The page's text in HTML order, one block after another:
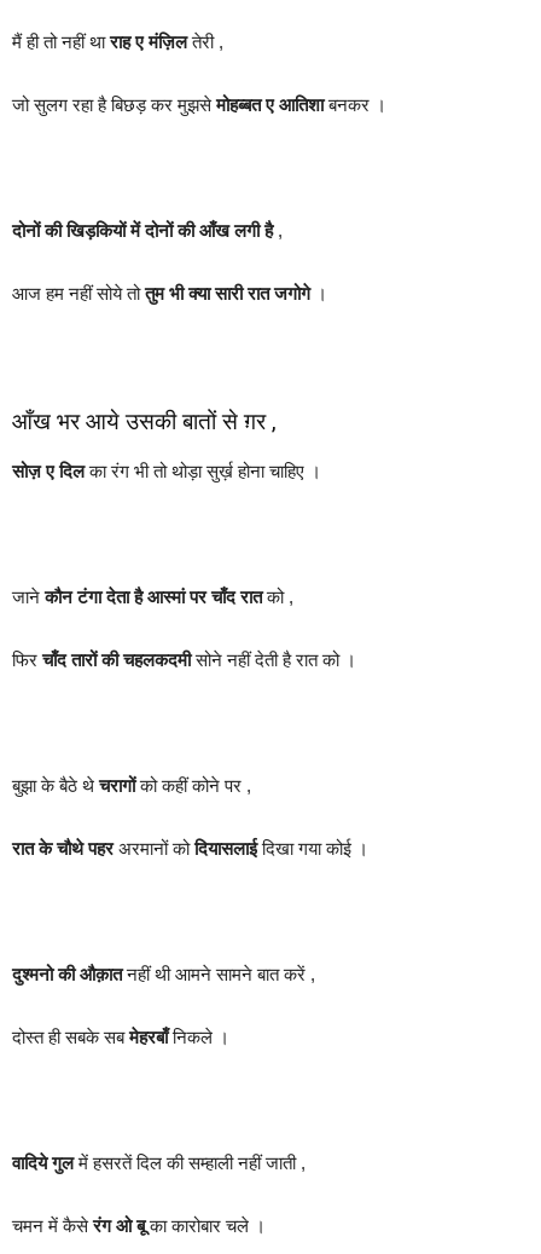
मैं ही तो नहीं थाराह ए मंज़िलतेरी ,
जो सुलग रहा है बिछड़ कर मुझसेमोहब्बत ए आतिशाबनकर ।
दोनों की खिड़कियों में दोनों की आँख लगी है,
आज हम नहीं सोये तोतुम भी क्या सारी रात जगोगे।
आँख भर आये उसकी बातों से ग़र ,
सोज़ ए दिलका रंग भी तो थोड़ा सुर्ख़ होना चाहिए ।
जानेकौन टंगा देता है आस्मां पर चाँद रातको ,
फिरचाँद तारों की चहलकदमीसोने नहीं देती है रात को ।
बुझा के बैठे थेचरागोंको कहीं कोने पर ,
रात के चौथे पहरअरमानों कोदियासलाईदिखा गया कोई ।
दुश्मनो की औक़ातनहीं थी आमने सामने बात करें ,
दोस्त ही सबके सबमेहरबाँनिकले ।
वादिये गुलमें हसरतें दिल की सम्हाली नहीं जाती ,
चमन में कैसेरंग ओ बूका कारोबार चले ।